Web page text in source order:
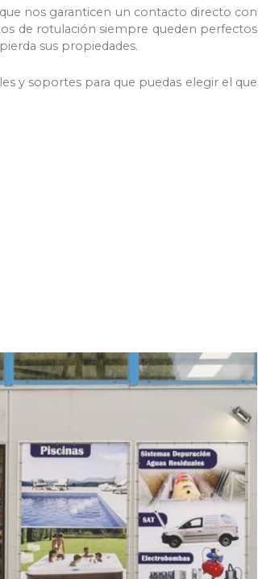
nos garanticen un contacto directo con
de rotulación siempre queden perfectos
sus propiedades.
y soportes para que puedas elegir el que